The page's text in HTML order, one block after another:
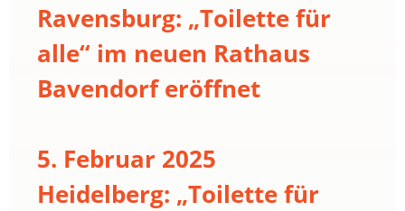
Ravensburg: „Toilette für
alle“ im neuen Rathaus
Bavendorf eröffnet
5. Februar 2025
Heidelberg: „Toilette für